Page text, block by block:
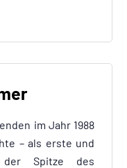
im Jahr 1988
– als erste und
Spitze des